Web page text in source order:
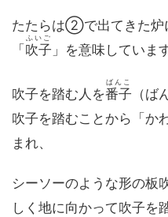
たたらは②で出てきた炉
「 吹子
ふいご
」を意味しています
吹子を踏む人を番子
ばんこ
（
吹子を踏むことから「か
まれ、
シーソーのような形の板
しく地に向かって吹子を